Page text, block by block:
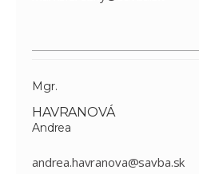
Mgr.
HAVRANOVÁ
Andrea
andrea.havranova@savba.sk